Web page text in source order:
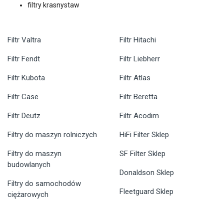
filtry krasnystaw
Filtr Valtra
Filtr Fendt
Filtr Kubota
Filtr Case
Filtr Deutz
Filtr Hitachi
Filtr Liebherr
Filtr Atlas
Filtr Beretta
Filtr Acodim
Filtry do maszyn rolniczych
Filtry do maszyn
budowlanych
Filtry do samochodów
ciężarowych
HiFi Filter Sklep
SF Filter Sklep
Donaldson Sklep
Fleetguard Sklep